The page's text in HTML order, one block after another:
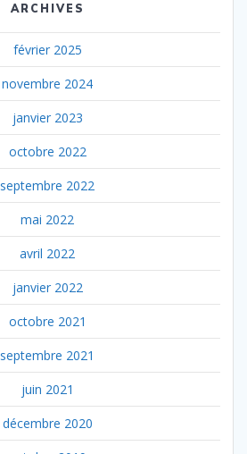
ARCHIVES
février 2025
novembre 2024
janvier 2023
octobre 2022
septembre 2022
mai 2022
avril 2022
janvier 2022
octobre 2021
septembre 2021
juin 2021
décembre 2020